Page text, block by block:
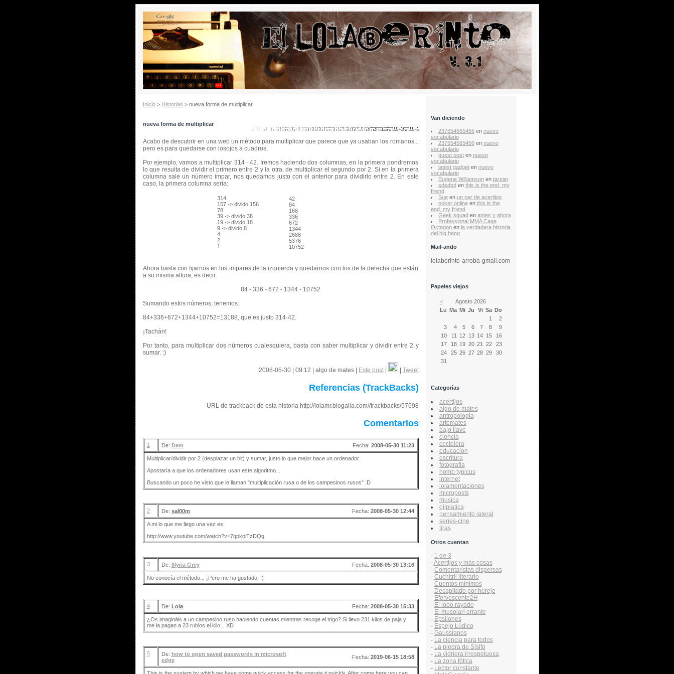
Inicio> Historias > nueva forma de multiplicar
nueva forma de multiplicar
Acabo de descubrir en una web un método para multiplicar que parece que ya usaban los romanos...
pero es para quedarse con losojos a cuadros.
Por ejemplo, vamos a multiplicar 314 · 42. Iremos haciendo dos columnas, en la primera pondremos
lo que resulta de dividir el primero entre 2 y la otra, de multiplicar el segundo por 2. Si en la primera
columna sale un número impar, nos quedamos justo con el anterior para dividirlo entre 2. En este
caso, la primera columna sería:
314
157 -> divido 156
78
39 -> divido 38
19 -> divido 18
9 -> divido 8
4
2
1
42
84
168
336
672
1344
2688
5376
10752
Ahora basta con fijarnos en los impares de la izquierda y quedarnos con los de la derecha que están
a su misma altura, es decir,
84 - 336 - 672 - 1344 - 10752
Sumando estos números, tenemos:
84+336+672+1344+10752=13188, que es justo 314·42.
¡Tachán!
Por tanto, para multiplicar dos números cualesquiera, basta con saber multiplicar y dividir entre 2 y
sumar. :)
|2008-05-30 | 09:12 | algo de mates | Este post| Tweet
Referencias (TrackBacks)
URL de trackback de esta historia http://lolamr.blogalia.com//trackbacks/57698
Comentarios
1 De: Dem Fecha: 2008-05-30 11:23
Multiplicar/dividir por 2 (desplazar un bit) y sumar, justo lo que mejor hace un ordenador.
Apostaría a que los ordenadores usan este algoritmo...
Buscando un poco he visto que le llaman "multiplicación rusa o de los campesinos rusos" :D
2 De: sal00m Fecha: 2008-05-30 12:44
A mi lo que me llego una vez es:
http://www.youtube.com/watch?v=7qpkoiTzDQg
3 De: Illyria Grey Fecha: 2008-05-30 13:16
No conocía el método... ¡Pero me ha gustado! :)
4 De: Lola Fecha: 2008-05-30 15:33
¿Os imagináis a un campesino ruso haciendo cuentas mientras recoge el trigo? Si llevo 231 kilos de paja y
me la pagan a 23 rublos el kilo... XD
5 De: how to open saved passwords in microsoft
edge
Fecha: 2019-06-15 18:58
Van diciendo
237654565456en nuevo
vocabulario
237654565456en nuevo
vocabulario
guest posten nuevo
vocabulario
latest gadgeten nuevo
vocabulario
Eugene Williamsonen tarsier
sdsdsd en this is the end, my
friend
Sueen un par de acertijos
poker onlineen this is the
end, my friend
Geek squad en antes y ahora
Professional MMA Cage
Octagonen la verdadera historia
del big bang
Mail-ando
lolaberinto-arroba-gmail.com
Papeles viejos
<
Agosto 2026
Lu Ma Mi Ju Vi Sa Do
1
2
3
4 5 6 7 8
9
10
11 12 13 14 15
16
17
18 19 20 21 22
23
24
25 26 27 28 29
30
31
Categorías
acertijos
algo de mates
antropologia
artemates
bajo llave
ciencia
coctelera
educacion
escritura
fotografia
homo typicus
internet
lolamentaciones
microposts
musica
ojiplatica
pensamiento lateral
series-cine
tiras
Otros cuentan
- 1 de 3
-Acertijos y más cosas
- Comentaristas dispersas
- Cuchitril literario
- Cuentos mínimos
- Decapitado por hereje
- Efervescente2H
- El lobo rayado
- El musolari errante
- Epsilones
- Espejo Lúdico
- Gaussianos
- La ciencia para todos
- La piedra de Sísifo
- La vidriera irrespetuosa
- La zona fótica
- Lector constante